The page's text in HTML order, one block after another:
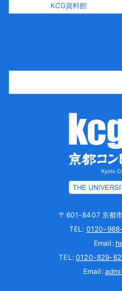
KCG資料館
〒601-8407 京都
TEL: 0120-
Email:
TEL:0120-829-
Email: